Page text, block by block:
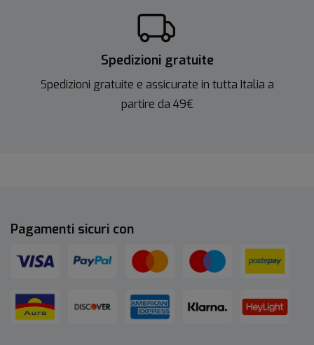
Spedizioni gratuite
Spedizioni gratuite e assicurate in tutta Italia a
partire da 49€
Pagamenti sicuri con